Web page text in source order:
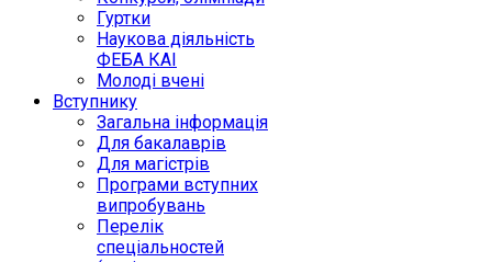
Гуртки
Наукова діяльність
ФЕБА КАІ
Молоді вчені
Вступнику
Загальна інформація
Для бакалаврів
Для магістрів
Програми вступних
випробувань
Перелік
спеціальностей